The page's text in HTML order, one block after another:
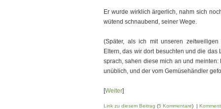
Er wurde wirklich ärgerlich, nahm sich
wütend schnaubend, seiner Wege.
(Später, als ich mit unseren
Eltern, das wir dort besuchten und die
sprach, sahen diese mich an und
unüblich, und der vom Gemüsehändler
[Weiter]
Link zu diesem Beitrag (5 Kommentare) |